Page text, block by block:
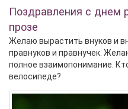
Поздравления с днем
прозе
Желаю вырастить внуков и
правнуков и правнучек.
полное взаимопонимание.
велосипеде?